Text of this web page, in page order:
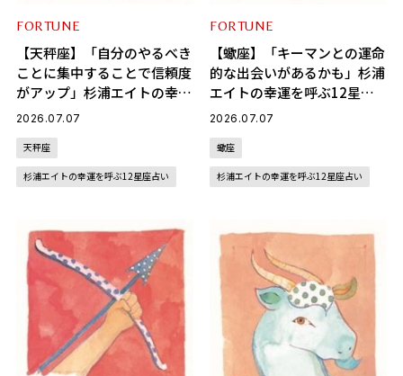
FORTUNE
【天秤座】「自分のやるべき
ことに集中することで信頼度
がアップ」杉浦エイトの幸運
を呼ぶ12星座占い（7/7～
2026.07.07
天秤座
杉浦エイトの幸運を呼ぶ12星座占い
FORTUNE
【蠍座】「キーマンとの運命
的な出会いがあるかも」杉浦
エイトの幸運を呼ぶ12星座
占い（7/7～8/6）
2026.07.07
蠍座
杉浦エイトの幸運を呼ぶ12星座占い